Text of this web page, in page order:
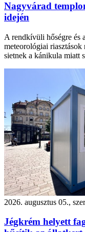
Nagyvárad
idején
A rendkívüli hőségre és
meteorológiai riasztások
sietnek a kánikula miatt
2026. augusztus 05.,
Jégkrém helyett